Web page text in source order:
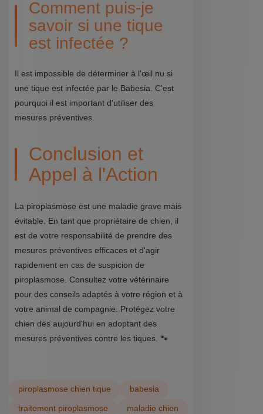
Comment puis-je
savoir si une tique
est infectée ?
Il est impossible de déterminer à l'œil nu si
une tique est infectée par le Babesia. C'est
pourquoi il est important d'utiliser des
mesures préventives.
Conclusion et
Appel à l'Action
La piroplasmose est une maladie grave mais
évitable. En tant que propriétaire de chien, il
est de votre responsabilité de prendre des
mesures préventives efficaces et d'agir
rapidement en cas de suspicion de
piroplasmose. Consultez votre vétérinaire
pour des conseils adaptés à votre région et à
votre animal de compagnie. Protégez votre
chien dès aujourd'hui en adoptant des
mesures préventives contre les tiques. 🐾
piroplasmose chien tique babesia
traitement piroplasmose maladie chien